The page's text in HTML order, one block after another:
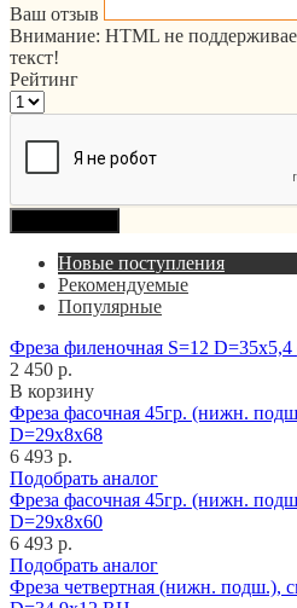
Ваш отзыв
Внимание: HTML не
текст!
Рейтинг
Новые поступления
Рекомендуемые
Популярные
Фреза филеночная S=12 D=35x5,4
2 450 р.
В корзину
Фреза фасочная 45гр. (нижн.
D=29x8x68
6 493 р.
Подобрать аналог
Фреза фасочная 45гр. (нижн.
D=29x8x60
6 493 р.
Подобрать аналог
Фреза четвертная (нижн. подш.),